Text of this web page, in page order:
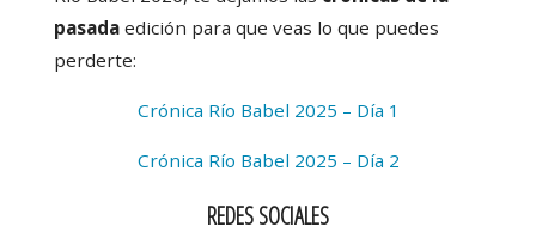
pasadaedición para que veas lo que puedes
perderte:
Crónica Río Babel 2025 – Día 1
Crónica Río Babel 2025 – Día 2
REDES SOCIALES